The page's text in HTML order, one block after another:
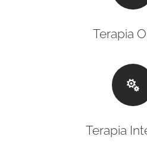
Terapia

Terapia